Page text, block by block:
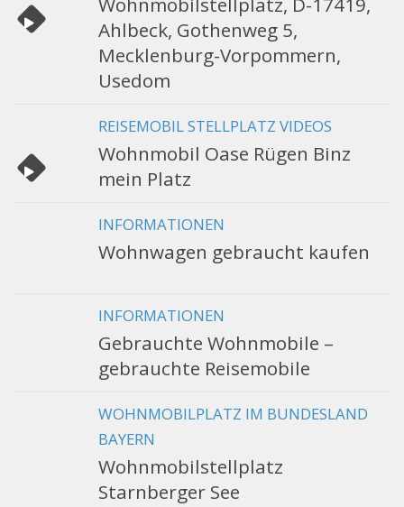
Ahlbeck, Gothenweg 5,
Mecklenburg-Vorpommern,
Usedom
REISEMOBIL STELLPLATZ VIDEOS
Wohnmobil Oase Rügen Binz
mein Platz
INFORMATIONEN
Wohnwagen gebraucht kaufen
INFORMATIONEN
Gebrauchte Wohnmobile –
gebrauchte Reisemobile
WOHNMOBILPLATZ IM BUNDESLAND
BAYERN
Wohnmobilstellplatz
Starnberger See